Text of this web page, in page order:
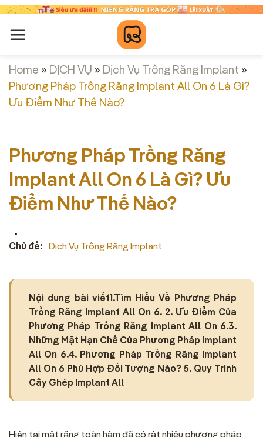
Chuyển
nội
Home » DỊCH VỤ » Dịch Vụ Trồng Răng Implant »
Phương Pháp Trồng Răng Implant All On 6 Là Gì?
Ưu Điểm Như Thế Nào?
Phương Pháp Trồng Răng
Implant All On 6 Là Gì? Ưu
Điểm Như Thế Nào?
Chủ đề: Dịch Vụ Trồng Răng Implant
Nội dung bài viết1.Tìm Hiểu Về Phương Pháp
Trồng Răng Implant All On 6. 2. Ưu Điểm Của
Phương Pháp Trồng Răng Implant All On 6.3.
Những Mặt Hạn Chế Của Phương Pháp Implant
All On 6.4. Phương Pháp Trồng Răng Implant
All On 6 Phù Hợp Đối Tượng Nào? 5. Quy Trình
Cấy Ghép Implant All
Hiện tại mất răng toàn hàm đã có rất nhiều phương pháp